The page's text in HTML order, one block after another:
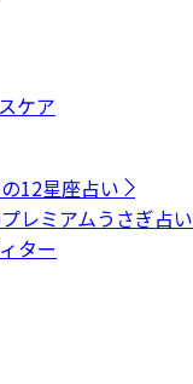
ケア
12星座占い
レミアムうさぎ占い
ター